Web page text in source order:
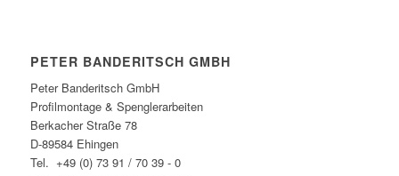
PETER BANDERITSCH GMBH
Peter Banderitsch GmbH
Profilmontage & Spenglerarbeiten
Berkacher Straße 78
D-89584 Ehingen
Tel. +49 (0) 73 91 / 70 39 - 0